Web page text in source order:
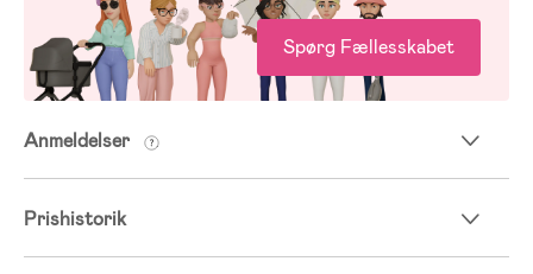
Spørg Fællesskabet
Anmeldelser
Prishistorik